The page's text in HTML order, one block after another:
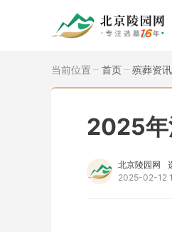
当前位置 首页 殡葬资讯
2025年
北京陵园网
2025-02-12